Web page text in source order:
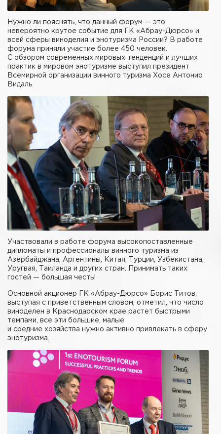
Нужно ли пояснять, что данный форум — это
невероятно крутое событие для ГК «Абрау-Дюрсо» и
всей сферы виноделия и энотуризма России? В работе
форума приняли участие более 450 человек.
С обзором современных мировых тенденций и лучших
практик в мировом энотуризме выступил президент
Всемирной организации винного туризма Хосе Антонио
Видаль.
Участвовали в работе форума высокопоставленные
дипломаты и профессионалы винного туризма из
Азербайджана, Аргентины, Китая, Турции, Узбекистана,
Уругвая, Таиланда и других стран. Принимать таких
гостей — большая честь!
Основной акционер ГК «Абрау-Дюрсо» Борис Титов,
выступая с приветственным словом, отметил, что число
виноделен в Краснодарском крае растет быстрыми
темпами, все эти большие, малые
и средние хозяйства нужно активно привлекать в сферу
энотуризма.